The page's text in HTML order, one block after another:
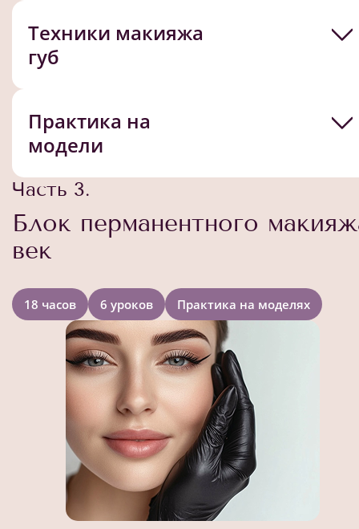
Техники макияжа
губ
Практика на
модели
Часть 3.
Блок перманентного
век
18 часов 6 уроков Практика на моделях